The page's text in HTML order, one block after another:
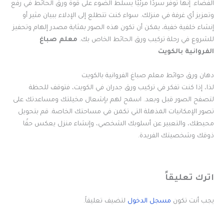
الفضاء. إنها توفر سردًا مرئيًا يسلط الضوء على قوة ورق الحائط في رفع
وتعزيز أي غرفة في منزلك. سواء كنت تتطلع إلى الإدلاء ببيان مثير أو
إنشاء خلفية خفية، يمكن أن تكون هذه الصور بمثابة مصدر إلهام وتحفيز
للشروع في رحلة تركيب ورق الحائط الخاص بك. معلم صباغ
الفروانية بالكويت
دهان ورق حوائط معلم صباغ الفروانية بالكويت
لذا، إذا كنت تفكر في تركيب ورق جدران في الكويت، فتوقف للحظة
لتصفح الصور قبل وبعد. اسمح لهم بإشعال مخيلتك ومساعدتك على
تصور الإمكانيات المذهلة التي تكمن في مساحتك الخاصة. قم بتحويل
محيطك، والتعبير عن أسلوبك الشخصي، وإنشاء منزل يعكس حقًا
ذوقك وشخصيتك الفريدة.
اترك تعليقاً
يجب أنت تكون مسجل الدخول لتضيف تعليقاً.